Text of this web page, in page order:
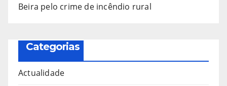
Beira pelo crime de incêndio rural
Categorias
Actualidade